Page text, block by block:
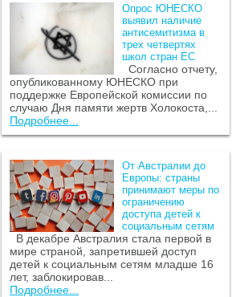
Опрос ЮНЕСКО
выявил наличие
антисемитизма в
трех четвертях
школ стран ЕС
Согласно отчету,
опубликованному ЮНЕСКО при
поддержке Европейской комиссии по
случаю Дня памяти жертв Холокоста,...
Подробнее...
От Австралии до
Европы: страны
принимают меры по
ограничению
доступа детей к
социальным сетям
В декабре Австралия стала первой в
мире страной, запретившей доступ
детей к социальным сетям младше 16
лет, заблокировав...
Подробнее...